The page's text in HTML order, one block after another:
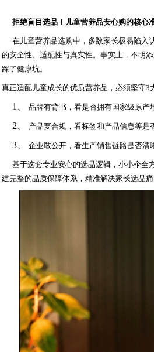
拒绝盲目选品！儿童营养品安心购的核心
在儿童营养品选购中，多数家长极易陷入
的安全性、适配性与真实性。事实上，不明
踩了健康坑。
真正适配儿童成长的优质营养品，必须坚守
1、 品牌有背书， 看是否拥有国家级原产
2、 产品要合规，看标签和产品信息等是
3、 企业敢公开， 看生产销售链路是否清
基于这套专业安心的选品逻辑，小小伞全
建完整的品质保障体系，精准解决家长选品